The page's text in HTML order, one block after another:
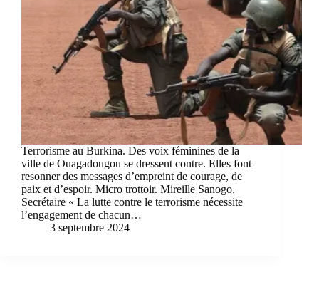
Terrorisme au Burkina. Des voix féminines de la
ville de Ouagadougou se dressent contre. Elles font
resonner des messages d’empreint de courage, de
paix et d’espoir. Micro trottoir. Mireille Sanogo,
Secrétaire « La lutte contre le terrorisme nécessite
l’engagement de chacun…
3 septembre 2024